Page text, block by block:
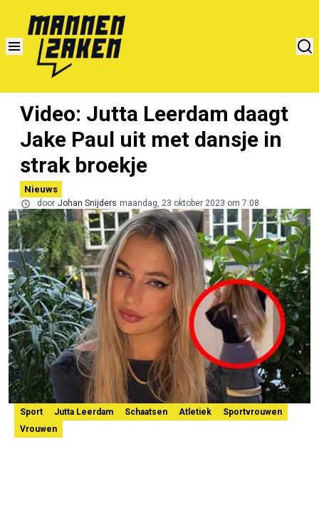
Video: Jutta Leerdam daagt
Jake Paul uit met dansje in
strak broekje
Nieuws
door Johan Snijders maandag, 23 oktober 2023 om 7:08
Sport Jutta Leerdam Schaatsen Atletiek
Sportvrouwen
Vrouwen